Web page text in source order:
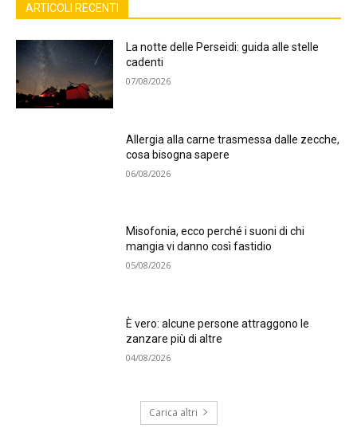
ARTICOLI RECENTI
La notte delle Perseidi: guida alle stelle
cadenti
07/08/2026
Allergia alla carne trasmessa dalle zecche,
cosa bisogna sapere
06/08/2026
Misofonia, ecco perché i suoni di chi
mangia vi danno così fastidio
05/08/2026
È vero: alcune persone attraggono le
zanzare più di altre
04/08/2026
Carica altri